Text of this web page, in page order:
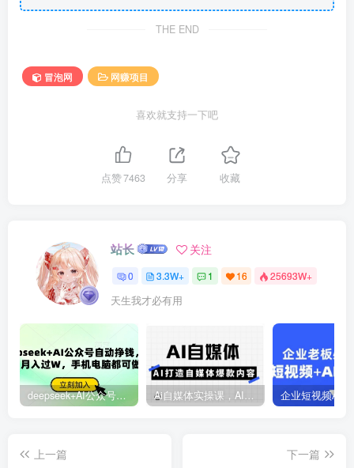
THE END
冒泡网 网赚项目
喜欢就支持一下吧
点赞7463 分享 收藏
站长 关注
0 3.3W+ 1 16 25693W+
天生我才必有用
deepseek+AI公众号自动挣钱，轻松月入过W，手机电脑都可做 Ai自媒体实操课，AI打造自媒体爆款内容
上一篇
下一篇